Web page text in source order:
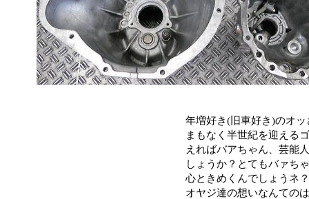
年増好き(旧車好き)のオ
まもなく半世紀を迎える
えればバアちゃん、芸能
しょうか？とてもバァち
心ときめくんでしょうネ？
オヤジ達の想いなんての